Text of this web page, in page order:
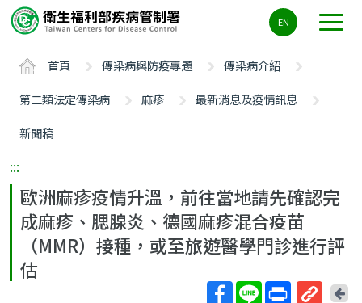
要
ALT+C
EN
首頁 傳染病與防疫專題
傳染病介紹
第二類法定傳染病
麻疹
最新消息及疫情訊息
新聞稿
:::
歐洲麻疹疫情升溫，前往當地請先確認完
成麻疹、腮腺炎、德國麻疹混合疫苗
（MMR）接種，或至旅遊醫學門診進行評
估
回